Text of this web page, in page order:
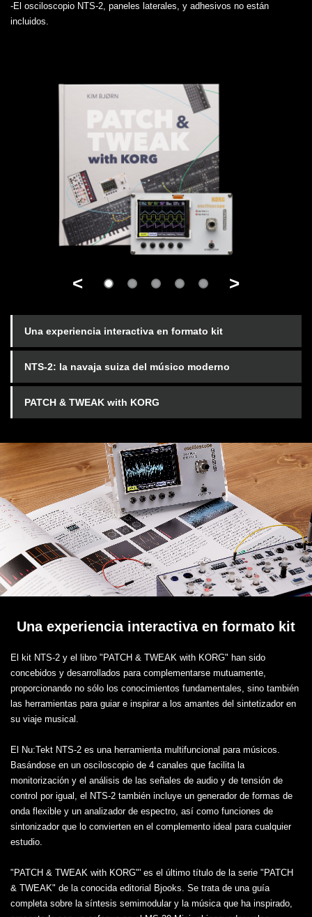
-El osciloscopio NTS-2, paneles laterales, y adhesivos no están
incluidos.
< >
Una experiencia interactiva en formato kit
NTS-2: la navaja suiza del músico moderno
PATCH & TWEAK with KORG
Una experiencia interactiva en formato kit
El kit NTS-2 y el libro "PATCH & TWEAK with KORG" han sido
concebidos y desarrollados para complementarse mutuamente,
proporcionando no sólo los conocimientos fundamentales, sino también
las herramientas para guiar e inspirar a los amantes del sintetizador en
su viaje musical.
El Nu:Tekt NTS-2 es una herramienta multifuncional para músicos.
Basándose en un osciloscopio de 4 canales que facilita la
monitorización y el análisis de las señales de audio y de tensión de
control por igual, el NTS-2 también incluye un generador de formas de
onda flexible y un analizador de espectro, así como funciones de
sintonizador que lo convierten en el complemento ideal para cualquier
estudio.
"PATCH & TWEAK with KORG"' es el último título de la serie "PATCH
& TWEAK" de la conocida editorial Bjooks. Se trata de una guía
completa sobre la síntesis semimodular y la música que ha inspirado,